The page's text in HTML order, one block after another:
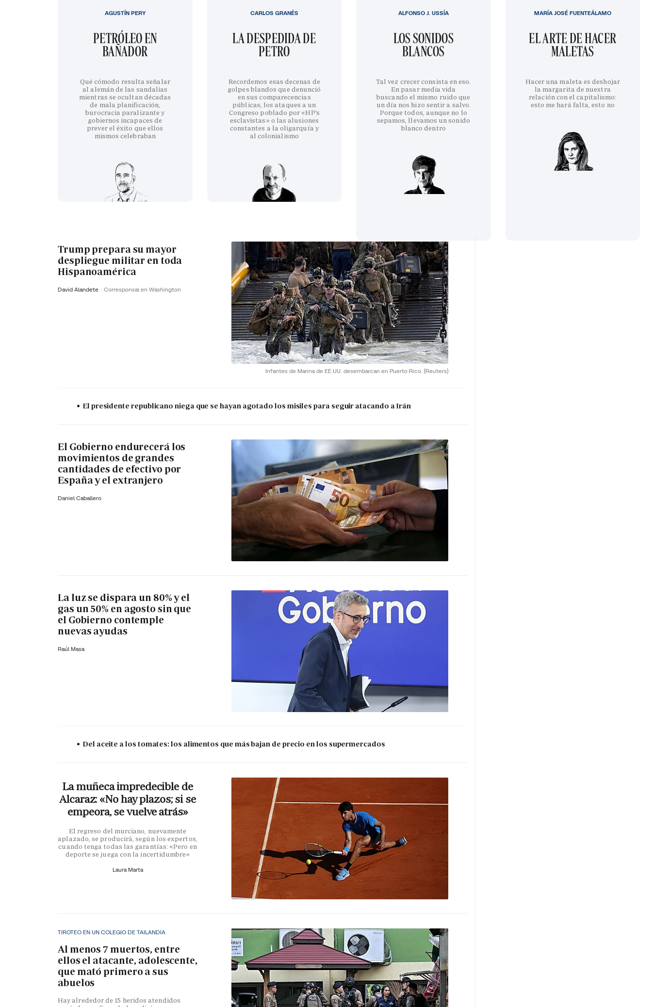
PETRÓLEO EN
BAÑADOR
Qué cómodo resulta señalar
al alemán de las sandalias
mientras se ocultan décadas
de mala planificación,
burocracia paralizante y
gobiernos incapaces de
prever el éxito que ellos
mismos celebraban
AGUSTÍN PERY
LA DESPEDIDA DE
PETRO
Recordemos esas decenas de
golpes blandos que denunció
en sus comparecencias
públicas, los ataques a un
Congreso poblado por «HP’s
esclavistas» o las alusiones
constantes a la oligarquía y
al colonialismo
CARLOS GRANÉS
LOS SONIDOS
BLANCOS
Tal vez crecer consista en eso.
En pasar media vida
buscando el mismo ruido que
un día nos hizo sentir a salvo.
Porque todos, aunque no lo
sepamos, llevamos un sonido
blanco dentro
ALFONSO J. USSÍA
EL ARTE DE HACER
MALETAS
Hacer una maleta es deshojar
la margarita de nuestra
relación con el capitalismo:
esto me hará falta, esto no
MARÍA JOSÉ FUENTEÁLAMO
Infantes de Marina de EE.UU. desembarcan en Puerto Rico. (Reuters)
Trump prepara su mayor
despliegue militar en toda
Hispanoamérica
David Alandete Corresponsal en Washington
El presidente republicano niega que se hayan agotado los misiles para seguir atacando a Irán
El Gobierno endurecerá los
movimientos de grandes
cantidades de efectivo por
España y el extranjero
Daniel Caballero
La luz se dispara un 80% y el
gas un 50% en agosto sin que
el Gobierno contemple
nuevas ayudas
Raúl Masa
Del aceite a los tomates: los alimentos que más bajan de precio en los supermercados
La muñeca impredecible de
Alcaraz: «No hay plazos; si se
empeora, se vuelve atrás»
El regreso del murciano, nuevamente
aplazado, se producirá, según los expertos,
cuando tenga todas las garantías: «Pero en
deporte se juega con la incertidumbre»
Laura Marta
TIROTEO EN UN COLEGIO DE TAILANDIA
Al menos 7 muertos, entre
ellos el atacante, adolescente,
que mató primero a sus
abuelos
Hay alrededor de 15 heridos atendidos